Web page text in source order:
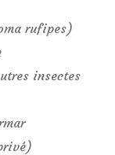
rufipes)
insectes